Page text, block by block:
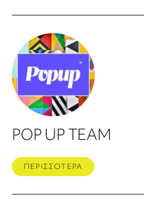
POP UP TEAM
ΠΕΡΙΣΣΟΤΕΡΑ